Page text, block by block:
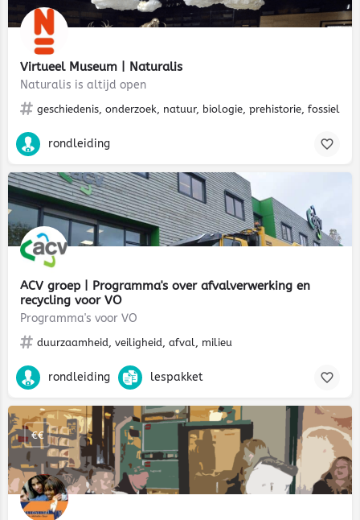
Virtueel Museum | Naturalis
Naturalis is altijd open
geschiedenis, onderzoek, natuur, biologie, prehistorie,
rondleiding
ACV groep | Programma's over afvalverwerking en
recycling voor VO
Programma's voor VO
duurzaamheid, veiligheid, afval, milieu
rondleiding lespakket
€€